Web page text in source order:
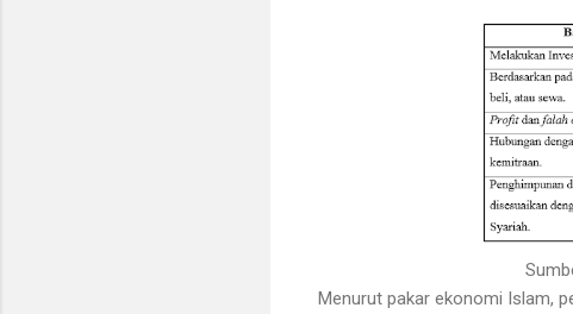
Menurut pakar ekonomi Islam,